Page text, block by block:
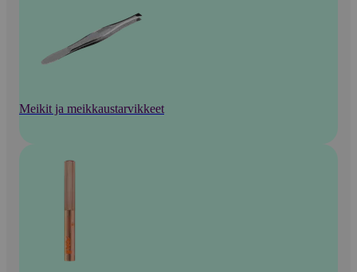
Meikit ja meikkaustarvikkeet